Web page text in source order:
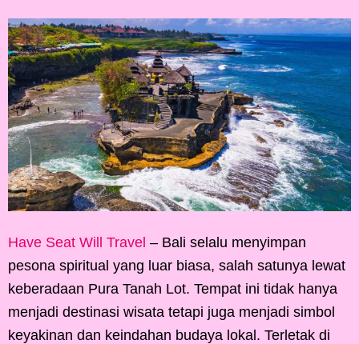
Have Seat Will Travel – Bali selalu menyimpan
pesona spiritual yang luar biasa, salah satunya lewat
keberadaan Pura Tanah Lot. Tempat ini tidak hanya
menjadi destinasi wisata tetapi juga menjadi simbol
keyakinan dan keindahan budaya lokal. Terletak di